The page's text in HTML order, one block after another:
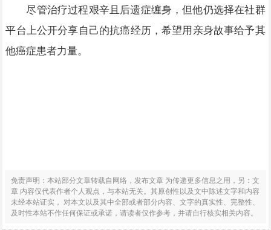
尽管治疗过程艰辛且后遗症缠身，但他仍选择在社群
平台上公开分享自己的抗癌经历，希望用亲身故事给予其
他癌症患者力量。
免责声明：本站部分文章转载自网络，发布文章 为传递更多信息之用，另：文
章 内容仅代表作者个人观点，与本站无关。其原创性以及文中陈述文字和内容
未经本站证实， 对本文以及其中全部或者部分内容、文字的真实性、完整性、
及时性本站不作任何保证或承诺，请读者仅作参考，并请自行核实相关内容。